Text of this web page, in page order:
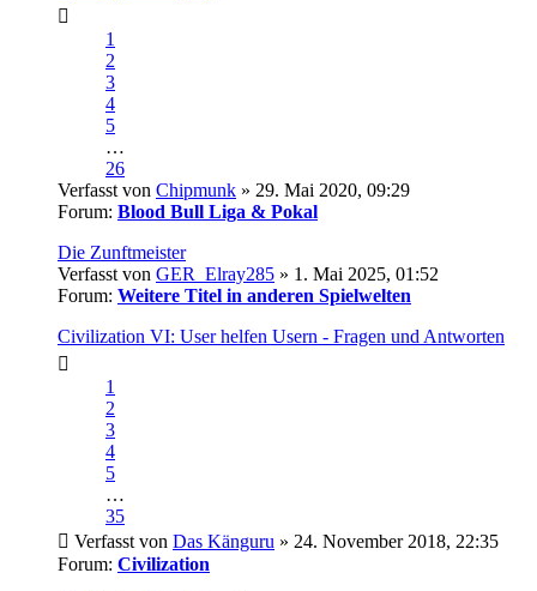
1
2
3
4
5
…
26
Verfasst von Chipmunk » 29. Mai 2020, 09:29
Forum: Blood Bull Liga & Pokal
Die Zunftmeister
Verfasst von GER_Elray285 » 1. Mai 2025, 01:52
Forum: Weitere Titel in anderen Spielwelten
Civilization VI: User helfen Usern - Fragen und Antworten
1
2
3
4
5
…
35
Verfasst von Das Känguru » 24. November 2018, 22:35
Forum: Civilization